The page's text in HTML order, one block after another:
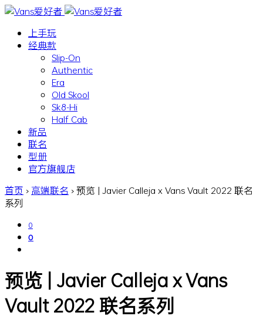
上手玩
经典款
Slip-On
Authentic
Era
Old Skool
Sk8-Hi
Half Cab
新品
联名
型册
官方旗舰店
首页 › 高端联名 ›预览 | Javier Calleja x Vans Vault 2022 联名
系列
0
0
预览 | Javier Calleja x Vans
Vault 2022 联名系列